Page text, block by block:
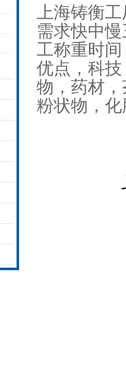
上海铸衡
需求快中
工称重时
优点，科
物，药材
粉状物，